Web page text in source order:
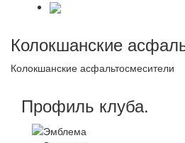
Колокшанские
Колокшанские асфальтосмесители
Профиль клуба.